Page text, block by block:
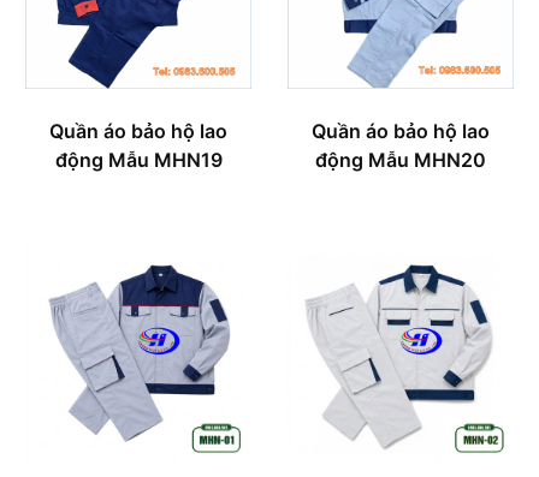
Quần áo bảo hộ lao
động Mẫu MHN19
Quần áo bảo hộ lao
động Mẫu MHN20